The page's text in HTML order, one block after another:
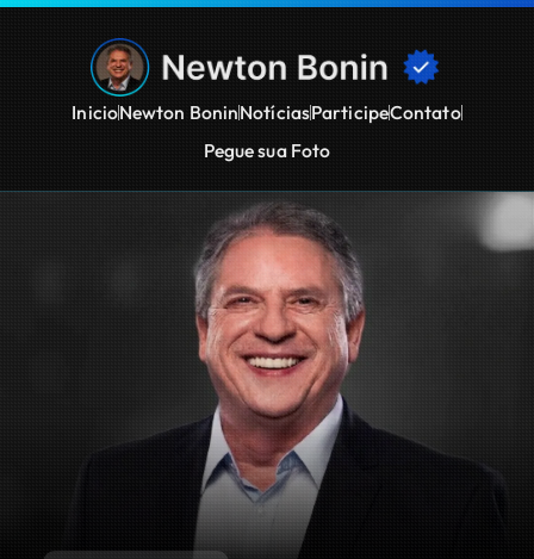
InicioNewton BoninNotíciasParticipeContato
Pegue sua Foto